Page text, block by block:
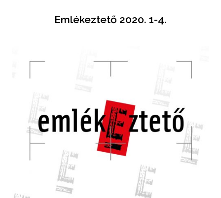
Emlékeztető 2020. 1-4.